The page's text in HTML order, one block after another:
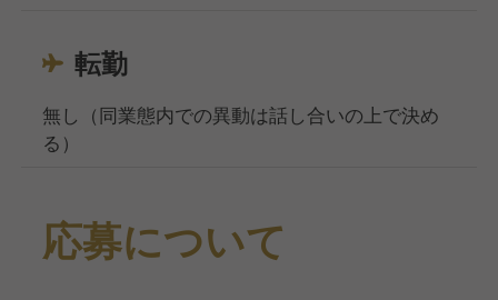
転勤
無し（同業態内での異動は話し合いの上で決め
る）
応募について